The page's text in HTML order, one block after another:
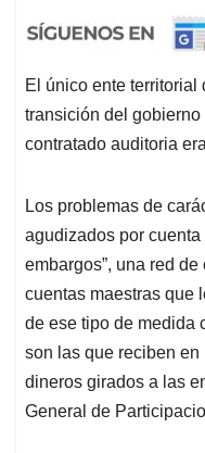
El único ente territorial
transición del
contratado auditoria
Los problemas de
agudizados por
embargos”, una red
cuentas maestras que
de ese tipo de medida
son las que reciben
dineros girados a las
General de